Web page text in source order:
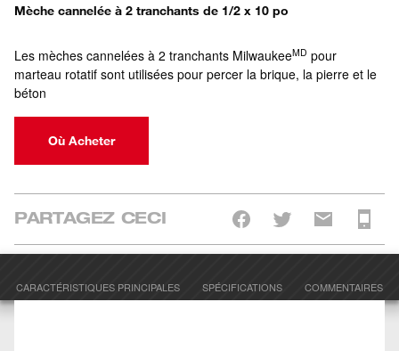
Mèche cannelée à 2 tranchants de 1/2 x 10 po
Les mèches cannelées à 2 tranchants MilwaukeeMD pour
marteau rotatif sont utilisées pour percer la brique, la pierre et le
béton
Où Acheter
PARTAGEZ CECI
CARACTÉRISTIQUES PRINCIPALES SPÉCIFICATIONS COMMENTAIRES